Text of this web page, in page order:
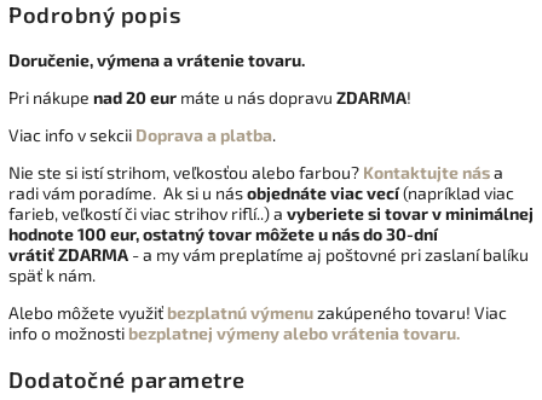
Podrobný popis
Doručenie, výmena a vrátenie tovaru.
Pri nákupe nad 20 eur máte u nás dopravu ZDARMA!
Viac info v sekcii Doprava a platba.
Nie ste si istí strihom, veľkosťou alebo farbou? Kontaktujte nása
radi vám poradíme. Ak si u násobjednáte viac vecí(napríklad viac
farieb, veľkostí či viac strihov riflí..) a vyberiete si tovar v minimálnej
hodnote 100 eur, ostatný tovar môžete u nás do 30-dní
vrátiťZDARMA - a my vám preplatíme aj poštovné pri zaslaní balíku
späť k nám.
Alebo môžete využiť bezplatnú výmenuzakúpeného tovaru! Viac
info o možnosti bezplatnej výmeny alebo vrátenia tovaru.
Dodatočné parametre